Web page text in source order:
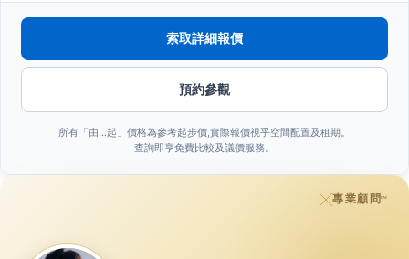
索取詳細報價
預約參觀
所有「由…起」價格為參考起步價,實際報價視乎空間配置及租期。
查詢即享免費比較及議價服務。
專業顧問™